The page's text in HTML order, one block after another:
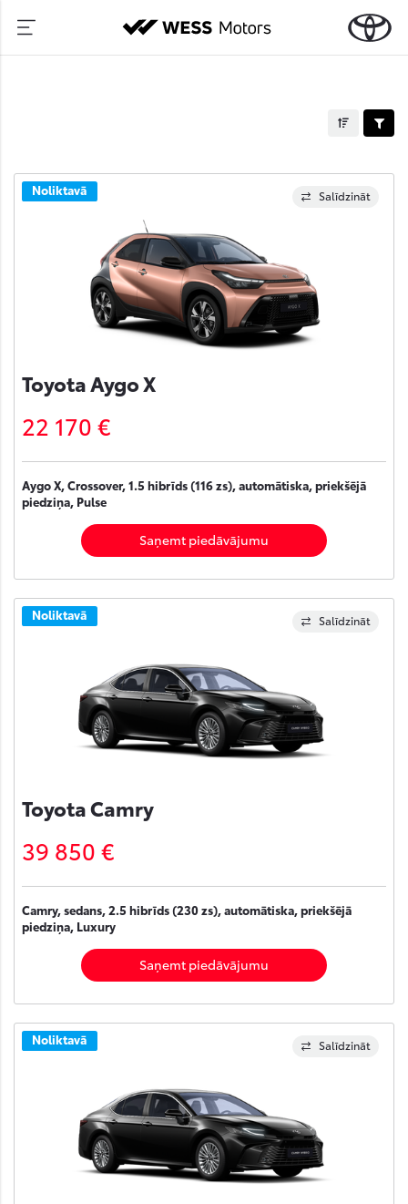
Salīdzināt
Noliktavā
Toyota Aygo X
22 170 €
Aygo X, Crossover, 1.5 hibrīds (116 zs), automātiska, priekšējā
piedziņa, Pulse
Saņemt piedāvājumu
Salīdzināt
Noliktavā
Toyota Camry
39 850 €
Camry, sedans, 2.5 hibrīds (230 zs), automātiska, priekšējā
piedziņa, Luxury
Saņemt piedāvājumu
Salīdzināt
Noliktavā